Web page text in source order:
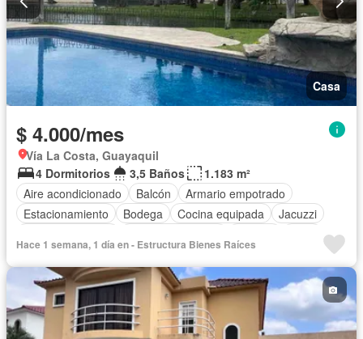
Casa
$ 4.000/mes
Vía La Costa, Guayaquil
4 Dormitorios
3,5 Baños
1.183 m²
Aire acondicionado
Balcón
Armario empotrado
Estacionamiento
Bodega Cocina equipada
Jacuzzi
Área para niños
Conserje Jardín
Garita de guardianía
Piscina
Hace 1 semana, 1 día en - Estructura Bienes Raíces